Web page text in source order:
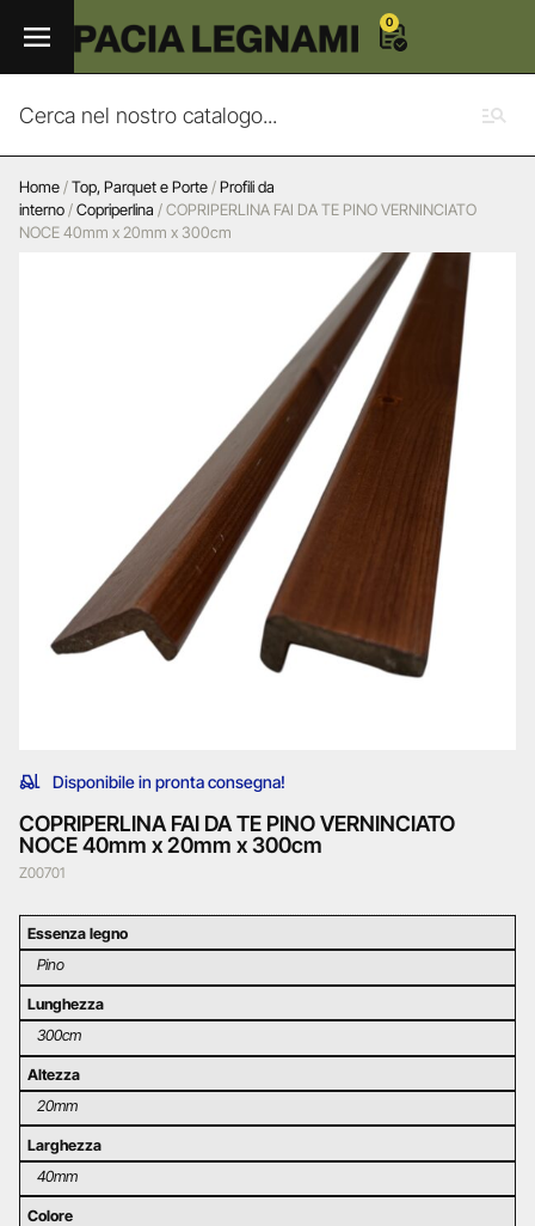
0
Home/Top, Parquet e Porte/Profili da
interno/Copriperlina / COPRIPERLINA FAI DA TE PINO VERNINCIATO
NOCE 40mm x 20mm x 300cm
Disponibile in pronta consegna!
COPRIPERLINA FAI DA TE PINO VERNINCIATO
NOCE 40mm x 20mm x 300cm
Z00701
Essenza legno
Pino
Lunghezza
300cm
Altezza
20mm
Larghezza
40mm
Colore